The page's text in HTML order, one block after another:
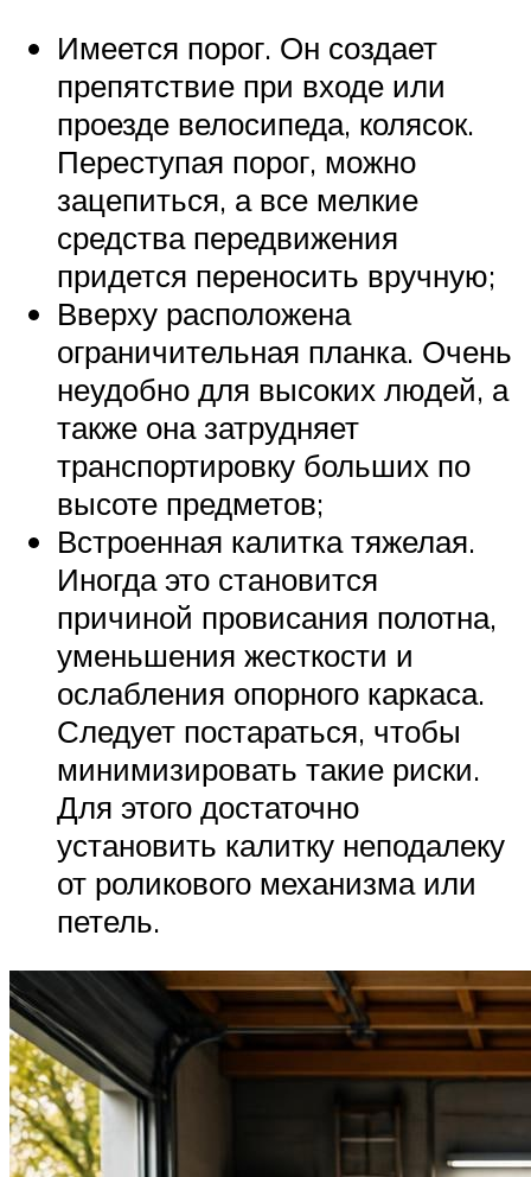
Имеется порог. Он создает
препятствие при входе или
проезде велосипеда, колясок.
Переступая порог, можно
зацепиться, а все мелкие
средства передвижения
придется переносить вручную;
Вверху расположена
ограничительная планка. Очень
неудобно для высоких людей, а
также она затрудняет
транспортировку больших по
высоте предметов;
Встроенная калитка тяжелая.
Иногда это становится
причиной провисания полотна,
уменьшения жесткости и
ослабления опорного каркаса.
Следует постараться, чтобы
минимизировать такие риски.
Для этого достаточно
установить калитку неподалеку
от роликового механизма или
петель.